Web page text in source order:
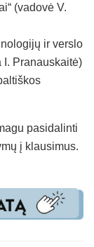
(vadovė V.
ir verslo
I. Pranauskaitė)
pasidalinti
į klausimus.